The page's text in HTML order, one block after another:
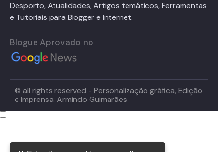
Desporto, Atualidades, Artigos temáticos, Ferramentas
e Tutoriais para Blogger e Internet.
Blogue Aprovado no
© all rights reserved - Personalização gráfica, Edição
e Imprensa: Armindo Guimarães